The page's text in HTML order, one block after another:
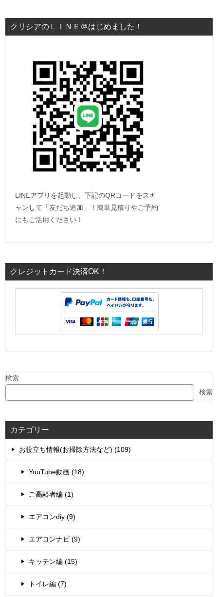
クリシアのＬＩＮＥ＠はじめました！
LINEアプリを起動し、下記のQRコードをスキ
ャンして「友だち追加」！簡単見積りやご予約
にもご活用ください！
クレジットカード決済OK！
検索
検索
カテゴリー
お役立ち情報(お掃除方法など) (109)
YouTube動画 (18)
ご高齢者編 (1)
エアコンdiy (9)
エアコンナビ (9)
キッチン編 (15)
トイレ編 (7)